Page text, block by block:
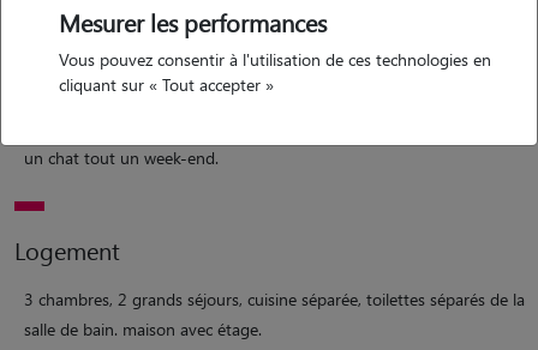
Expérience
j'ai personnellement 2 chats que je promène régulièrement. j'ai
également dressé un poney par le passé et j'accompagne des amies
un chat tout un week-end.
Logement
3 chambres, 2 grands séjours, cuisine séparée, toilettes séparés de la
salle de bain. maison avec étage.
Mesurer les performances
Vous pouvez consentir à l'utilisation de ces technologies en
cliquant sur « Tout accepter »